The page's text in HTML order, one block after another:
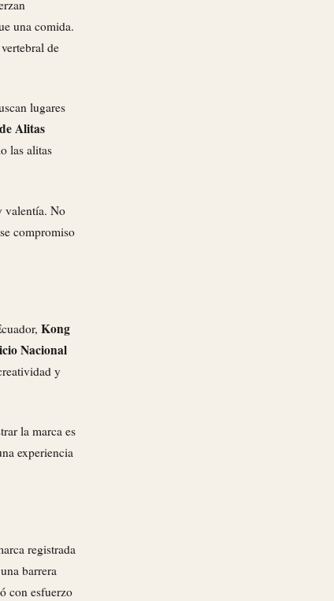
una comida.
de
lugares
Alitas
las alitas
valentía. No
compromiso
Kong
Nacional
y
la marca es
experiencia
registrada
barrera
con esfuerzo